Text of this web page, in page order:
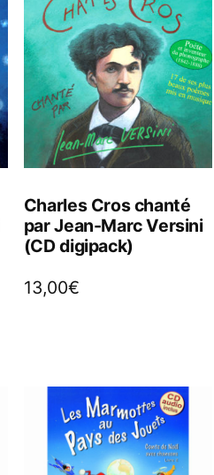
Charles Cros chanté
par Jean-Marc Versini
(CD digipack)
13,00€